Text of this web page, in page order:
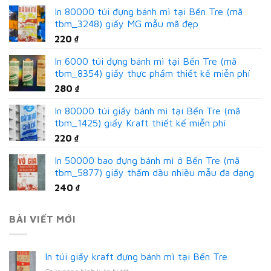
In 80000 túi đựng bánh mì tại Bến Tre (mã
tbm_3248) giấy MG mẫu mã đẹp
220 ₫
In 6000 túi đựng bánh mì tại Bến Tre (mã
tbm_8354) giấy thực phẩm thiết kế miễn phí
280 ₫
In 80000 túi giấy bánh mì tại Bến Tre (mã
tbm_1425) giấy Kraft thiết kế miễn phí
220 ₫
In 50000 bao đựng bánh mì ở Bến Tre (mã
tbm_5877) giấy thấm dầu nhiều mẫu đa dạng
240 ₫
BÀI VIẾT MỚI
In túi giấy kraft đựng bánh mì tại Bến Tre